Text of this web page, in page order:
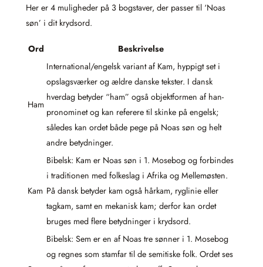
Her er 4 muligheder på 3 bogstaver, der passer til ‘Noas
søn’ i dit krydsord.
Ord Beskrivelse
Ham
International/engelsk variant af Kam, hyppigt set i
opslagsværker og ældre danske tekster. I dansk
hverdag betyder “ham” også objektformen af han-
pronominet og kan referere til skinke på engelsk;
således kan ordet både pege på Noas søn og helt
andre betydninger.
Kam
Bibelsk: Kam er Noas søn i 1. Mosebog og forbindes
i traditionen med folkeslag i Afrika og Mellemøsten.
På dansk betyder kam også hårkam, ryglinie eller
tagkam, samt en mekanisk kam; derfor kan ordet
bruges med flere betydninger i krydsord.
Bibelsk: Sem er en af Noas tre sønner i 1. Mosebog
og regnes som stamfar til de semitiske folk. Ordet ses